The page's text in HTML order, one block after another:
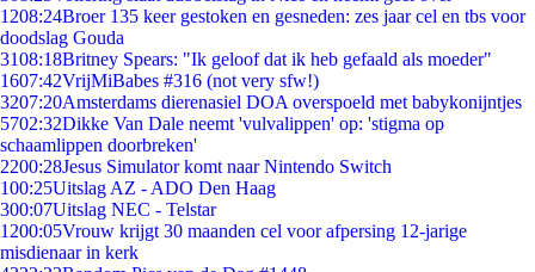
1208:24Broer 135 keer gestoken en gesneden: zes jaar cel en tbs voor
doodslag Gouda
3108:18Britney Spears: "Ik geloof dat ik heb gefaald als moeder"
1607:42VrijMiBabes #316 (not very sfw!)
3207:20Amsterdams dierenasiel DOA overspoeld met babykonijntjes
5702:32Dikke Van Dale neemt 'vulvalippen' op: 'stigma op
schaamlippen doorbreken'
2200:28Jesus Simulator komt naar Nintendo Switch
100:25Uitslag AZ - ADO Den Haag
300:07Uitslag NEC - Telstar
1200:05Vrouw krijgt 30 maanden cel voor afpersing 12-jarige
misdienaar in kerk